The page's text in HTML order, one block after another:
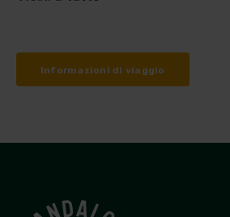
Informazioni di viaggio